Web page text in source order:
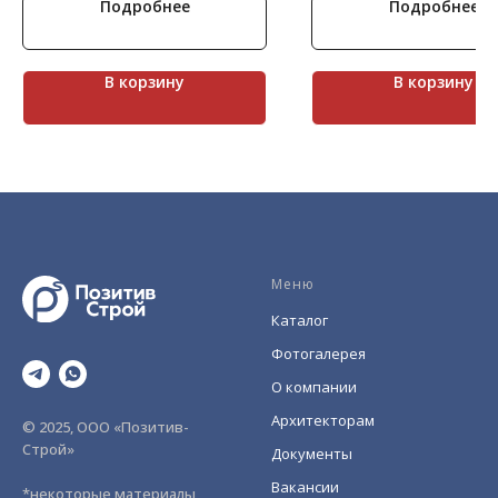
Подробнее
В корзину
Брик восходит к образу
Декоративный камень с
максимальной точностью
чуть заметные сколы,
Эффектно смотрится на
Подробнее
В корзину
© 2025, ООО «Позитив-
Строй»
*некоторые материалы
Меню
Каталог
Фотогалерея
О компании
Архитекторам
Документы
Вакансии